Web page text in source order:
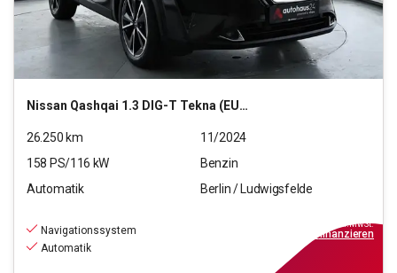
Nissan Qashqai 1.3 DIG-T Tekna (EURO 6d)
26.250 km
11/2024
158 PS/116 kW
Benzin
Automatik
Berlin / Ludwigsfelde
Navigationssystem
Automatik
inkl.MwSt.
finanzieren